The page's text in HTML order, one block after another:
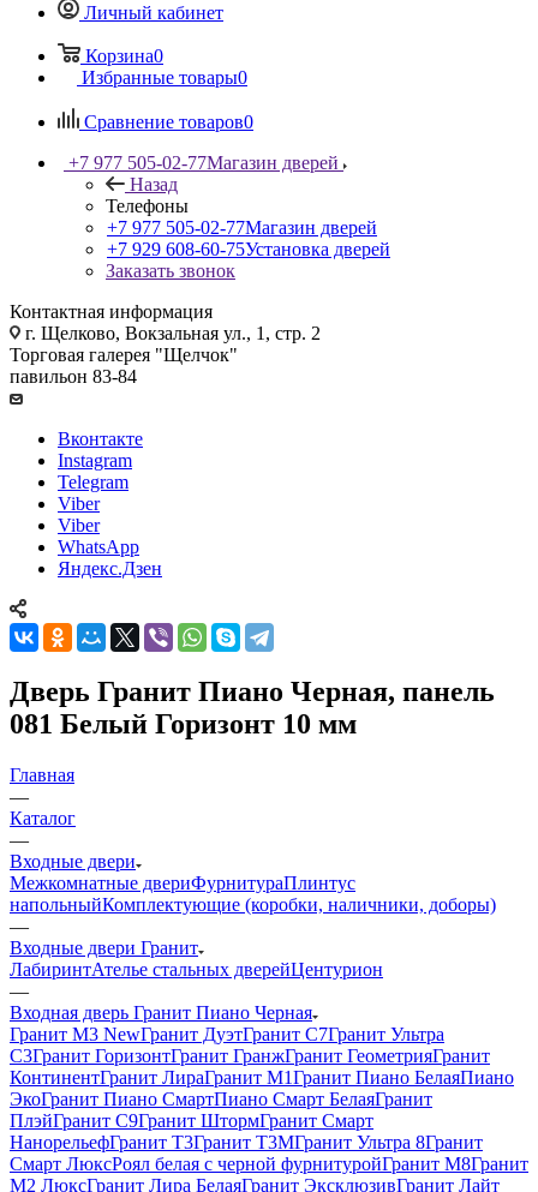
Личный кабинет
Корзина0
Избранные товары0
Сравнение товаров0
+7 977 505-02-77Магазин дверей
Назад
Телефоны
+7 977 505-02-77Магазин дверей
+7 929 608-60-75Установка дверей
Заказать звонок
Контактная информация
г. Щелково, Вокзальная ул., 1, стр. 2
Торговая галерея "Щелчок"
павильон 83-84
Вконтакте
Instagram
Telegram
Viber
Viber
WhatsApp
Яндекс.Дзен
Дверь Гранит Пиано Черная, панель
081 Белый Горизонт 10 мм
Главная
—
Каталог
—
Входные двери
Межкомнатные двериФурнитураПлинтус
напольныйКомплектующие (коробки, наличники, доборы)
—
Входные двери Гранит
ЛабиринтАтелье стальных дверейЦентурион
—
Входная дверь Гранит Пиано Черная
Гранит М3 NewГранит ДуэтГранит С7Гранит Ультра
C3Гранит ГоризонтГранит ГранжГранит ГеометрияГранит
КонтинентГранит ЛираГранит М1Гранит Пиано БелаяПиано
ЭкоГранит Пиано СмартПиано Смарт БелаяГранит
ПлэйГранит С9Гранит ШтормГранит Смарт
НанорельефГранит Т3Гранит Т3МГранит Ультра 8Гранит
Смарт ЛюксРоял белая с черной фурнитуройГранит М8Гранит
М2 ЛюксГранит Лира БелаяГранит ЭксклюзивГранит Лайт